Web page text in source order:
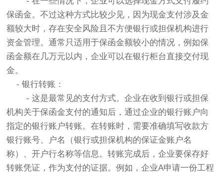
保函金。不过这种方式比较少见，因为现金支付涉及金
额较大时，存在安全风险且不方便银行或担保机构进行
资金管理。通常只适用于保函金额较小的情况，例如保
函金额在几万元以内，企业可以在银行柜台直接交付现
金。
- 银行转账：
- 这是最常见的支付方式。企业在收到银行或担保
机构关于保函金支付的通知后，通过企业的银行账户向
指定的银行账户转账。在转账时，需要准确填写收款方
银行账号、户名（银行或担保机构的保证金账户名
称）、开户行名称等信息。转账完成后，企业要保存好
转账凭证，作为支付的证据。例如，企业A申请一份工程